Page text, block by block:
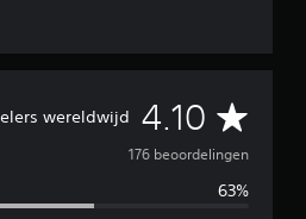
wereldwijd 4.10 G
e
m
176 beoordelingen
63%